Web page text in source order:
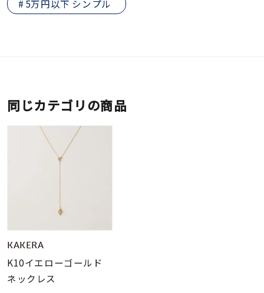
5万円以下 シンプル
同じカテゴリの商品
KAKERA
K10イエローゴールド
ネックレス